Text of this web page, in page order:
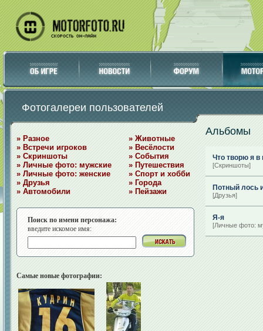
Фотогалереи пользователей
» Разное
» Встречи игроков
» Скриншоты
» Личные фото: мужские
» Личные фото: женские
» Друзья
» Автомобили
» Животные
» Весёлости
» События
» Путешествия
» Спорт и хобби
» Города
» Пейзажи
Поиск по имени персонажа:
введите искомое имя:
Самые новые фотографии:
Альбомы
Что творю я в
[Скриншоты]
Потный лось
[Друзья]
Я-я
[Личные фото: